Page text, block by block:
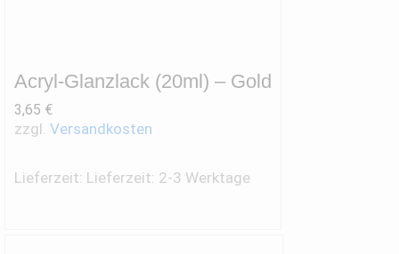
Acryl-Glanzlack (20ml) – Gold
3,65 €
zzgl. Versandkosten
Lieferzeit: Lieferzeit: 2-3 Werktage